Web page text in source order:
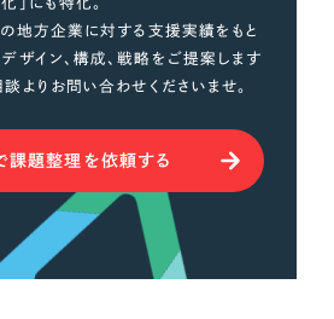
地方企業に対する支援実績をもと
ザイン、構成、戦略をご提案します
よりお問い合わせくださいませ。
課題整理を依頼する